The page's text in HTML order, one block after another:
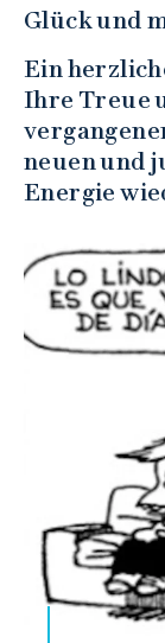
Glück und
Ein
Ihre Treue
neuen und
Energie